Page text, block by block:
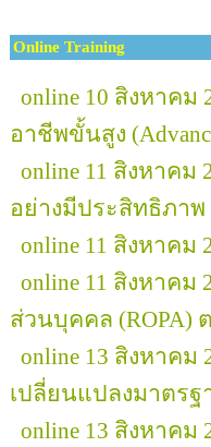
Online Training
online 10 สิงหาคม
อาชีพขั้นสูง
online 11 สิงหาค
อย่างมีประสิทธิภาพ
online 11 สิงหาค
online 11 สิงหาค
ส่วนบุคคล (ROPA)
online 13 สิงหาคม
เปลี่ยนแปลงมาตร
online 13 สิงหาค